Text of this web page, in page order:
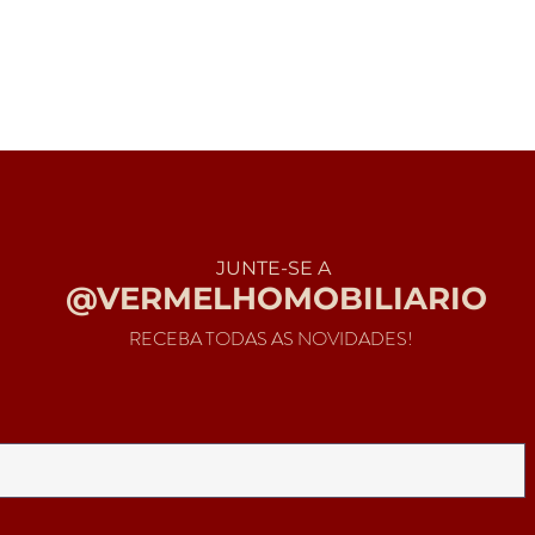
JUNTE-SE A
@VERMELHOMOBILIARIO
RECEBA TODAS AS NOVIDADES!